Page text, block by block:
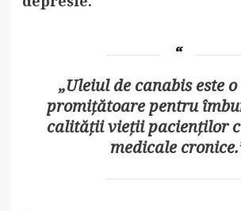
„Uleiul de canabis este
promițătoare pentru
calității vieții pacienților
medicale